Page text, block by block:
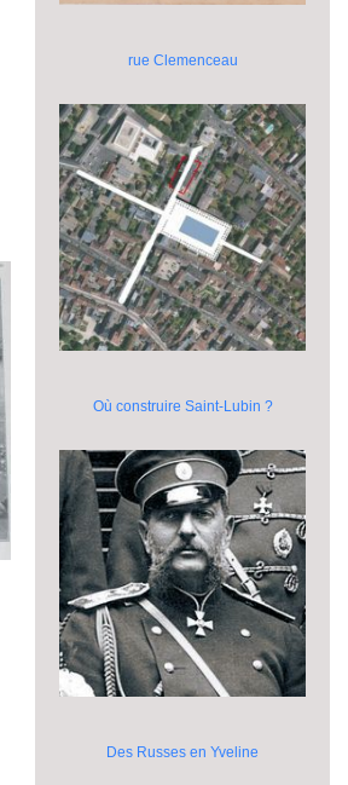
rue Clemenceau
Où construire Saint-Lubin ?
Des Russes en Yveline